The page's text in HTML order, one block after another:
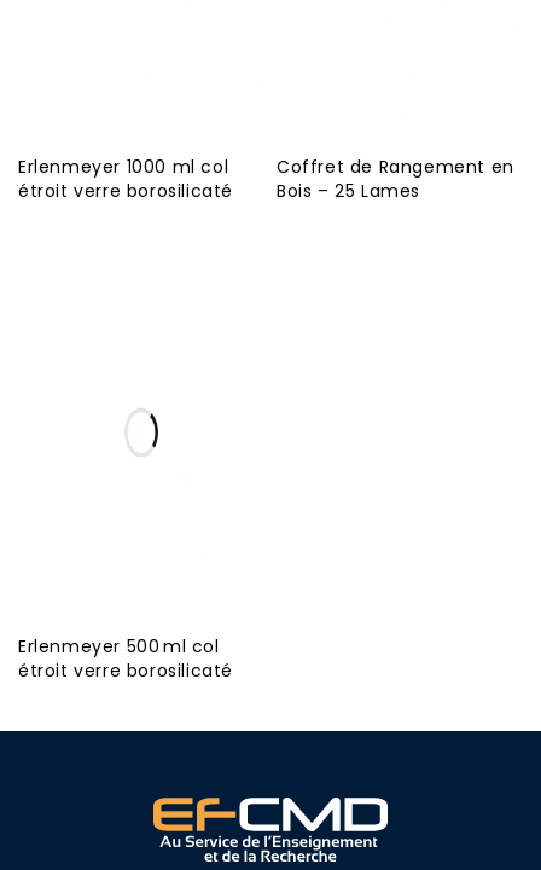
Erlenmeyer 1000 ml col
étroit verre borosilicaté
Coffret de Rangement en
Bois – 25 Lames
Erlenmeyer 500 ml col
étroit verre borosilicaté